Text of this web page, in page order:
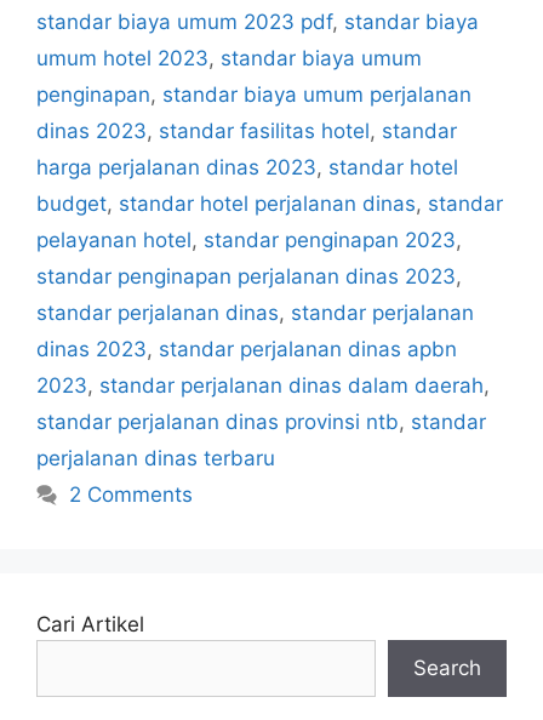
standar biaya umum 2023 pdf, standar biaya
umum hotel 2023, standar biaya umum
penginapan, standar biaya umum perjalanan
dinas 2023, standar fasilitas hotel, standar
harga perjalanan dinas 2023, standar hotel
budget, standar hotel perjalanan dinas, standar
pelayanan hotel, standar penginapan 2023,
standar penginapan perjalanan dinas 2023,
standar perjalanan dinas, standar perjalanan
dinas 2023, standar perjalanan dinas apbn
2023, standar perjalanan dinas dalam daerah,
standar perjalanan dinas provinsi ntb, standar
perjalanan dinas terbaru
2 Comments
Cari Artikel
Search